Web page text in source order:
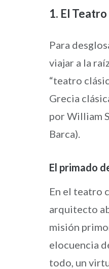
1. El
Para
viajar a la
“teatro
Grecia
por William
Barca).
El primado
En el teatro
arquitecto
misión
elocuencia
todo, un